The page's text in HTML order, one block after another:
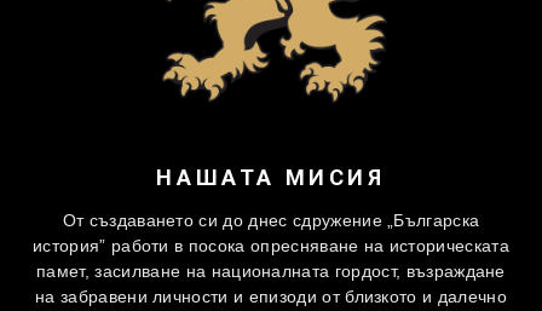
НАШАТА МИСИЯ
От създаването си до днес сдружение „Българска
история” работи в посока опресняване на историческата
памет, засилване на националната гордост, възраждане
на забравени личности и епизоди от близкото и далечно